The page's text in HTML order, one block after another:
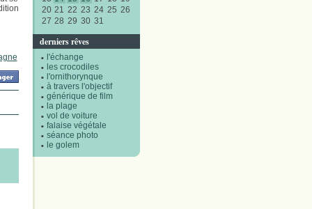
20 21 22 23 24 25 26
27 28 29 30 31
derniers rêves
l'échange
les crocodiles
l'ornithorynque
à travers l'objectif
générique de film
la plage
vol de voiture
falaise végétale
séance photo
le golem